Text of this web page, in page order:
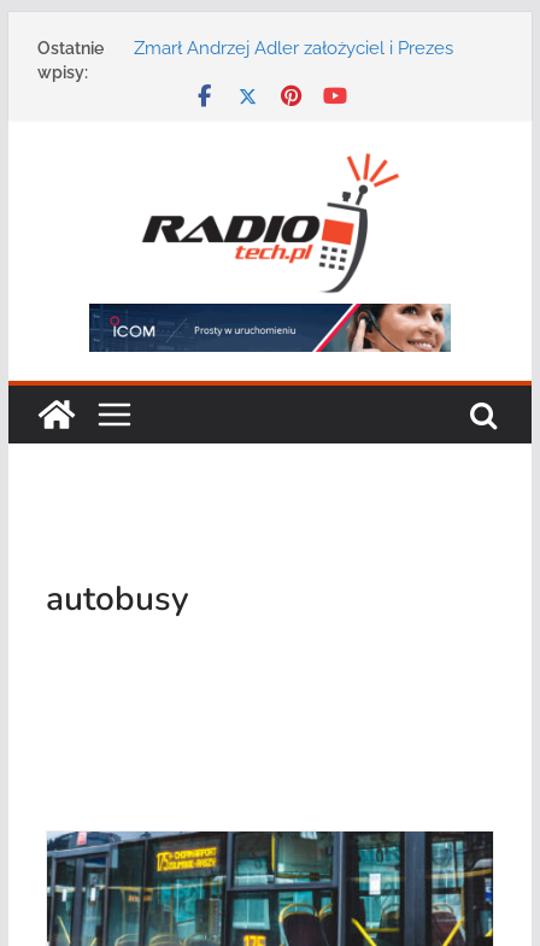
Ostatnie
wpisy:
Zmarł Andrzej Adler założyciel i Prezes
Radmor – największy polski producent
konferencję: „Bezpieczeństwo,
niezawodność i interoperacyjność
systemów teleinformatycznych”
Motorola Solutions oferuje agencjom
bezpieczeństwa publicznego usługę
łączności opartą na chmurze
Najnowszy radiotelefon MOTOTRBO R7 od
Motorola Solutions
autobusy